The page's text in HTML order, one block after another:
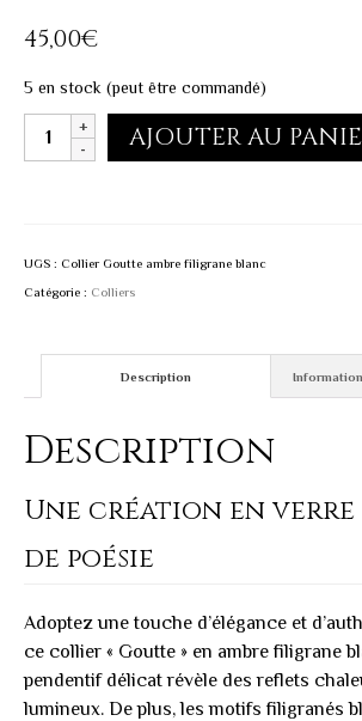
45,00€
5 en stock (peut être commandé)
quantité
de
filigrane
blanc
AJOUTER AU
UGS : Collier Goutte ambre filigrane blanc
Catégorie : Colliers
Description
Description
Une création en
de poésie
Adoptez une touche d’élégance et
ce collier « Goutte » en ambre filigrane
pendentif délicat révèle des reflets
lumineux. De plus, les motifs filigranés